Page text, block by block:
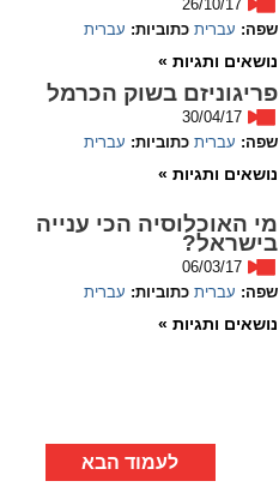
26/10/17
שפה: עברית כתוביות: עברית
נושאים ותגיות »
פריגוניזם בשוק הכרמל
30/04/17
שפה: עברית כתוביות: עברית
נושאים ותגיות »
מי האוכלוסיה הכי ענייה
בישראל?
06/03/17
שפה: עברית כתוביות: עברית
נושאים ותגיות »
לעמוד הבא